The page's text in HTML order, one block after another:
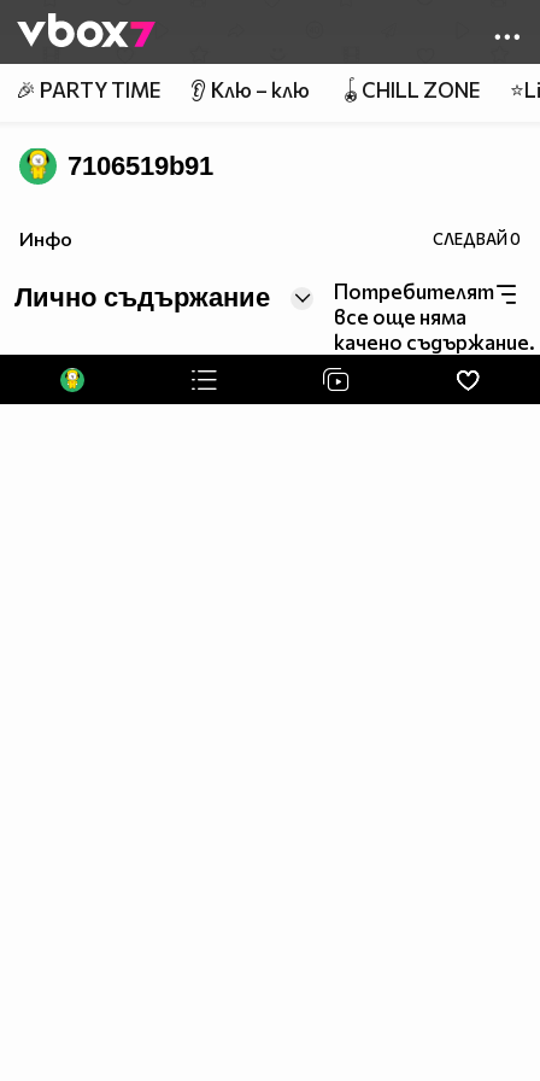
👾
🎉 PARTY TIME 👂 Клю – клю 🪀CHILL ZONE
7106519b91
Инфо СЛЕДВАЙ0
Лично съдържание
Потребителят
все още няма
качено съдържание.